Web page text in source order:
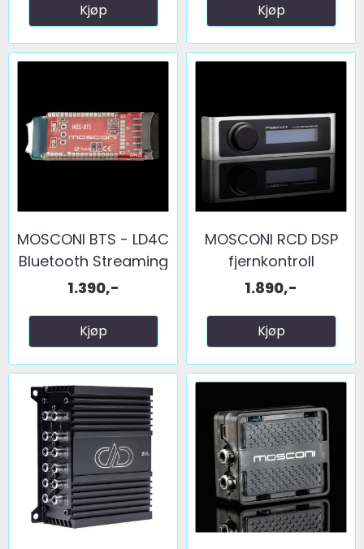
Kjøp Kjøp
MOSCONI BTS - LD4C
Bluetooth Streaming
1.390,-
Kjøp
MOSCONI RCD DSP
fjernkontroll
1.890,-
Kjøp